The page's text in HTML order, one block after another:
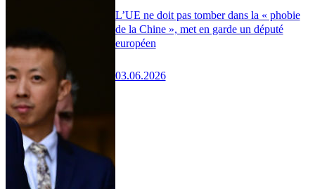
L’UE ne doit pas tomber dans la « phobie
de la Chine », met en garde un député
européen
03.06.2026